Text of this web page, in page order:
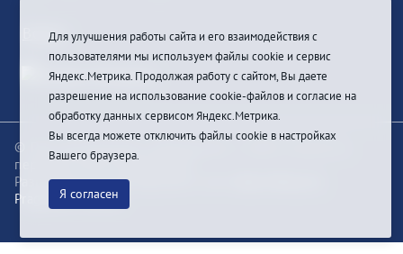
Войти
© При цитировании информации с сайта ссылка на
первоисточник обязательна
Разработка и техподдержка сайта
Pragmatic Studio
Для улучшения работы сайта и его взаимодействия с
пользователями мы используем файлы cookie и сервис
Яндекс.Метрика. Продолжая работу с сайтом, Вы даете
разрешение на использование cookie-файлов и согласие на
обработку данных сервисом Яндекс.Метрика.
Вы всегда можете отключить файлы cookie в настройках
Вашего браузера.
Я согласен